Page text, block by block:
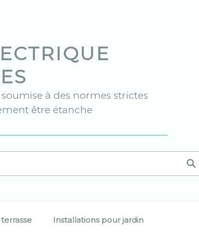
à des normes strictes
être étanche
Installations pour jardin